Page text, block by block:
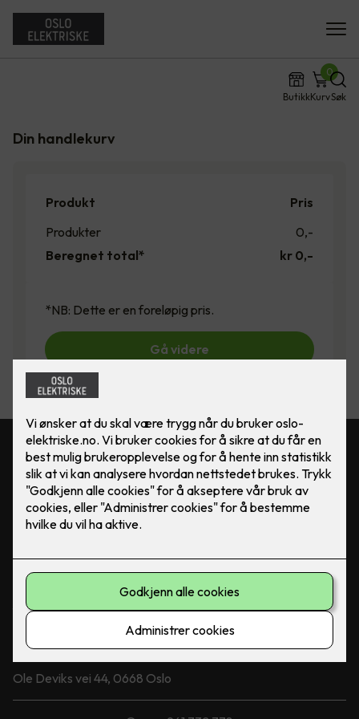
ButikkKurv
0
Søk
Din handlekurv
Produkt
Pris
Produkter
0,-
Beregnet total*
kr 0,-
*NB: Dette er en foreløpig pris.
Gå videre
Følg oss
Facebook
Linkedin
Instagram
Kontakt oss
firmapost@oslo-elektriske.no
Besøksadresse
Ole Deviks vei 44, 0668 Oslo